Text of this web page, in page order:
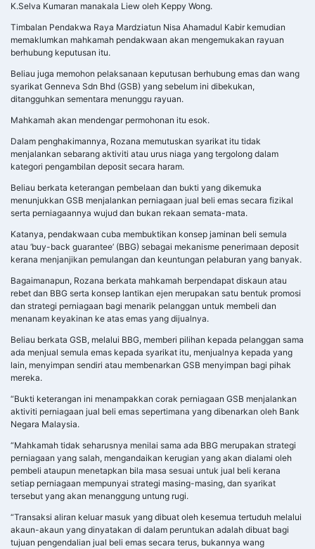
K.Selva Kumaran manakala Liew oleh Keppy Wong.
Timbalan Pendakwa Raya Mardziatun Nisa Ahamadul Kabir kemudian
memaklumkan mahkamah pendakwaan akan mengemukakan rayuan
berhubung keputusan itu.
Beliau juga memohon pelaksanaan keputusan berhubung emas dan wang
syarikat Genneva Sdn Bhd (GSB) yang sebelum ini dibekukan,
ditangguhkan sementara menunggu rayuan.
Mahkamah akan mendengar permohonan itu esok.
Dalam penghakimannya, Rozana memutuskan syarikat itu tidak
menjalankan sebarang aktiviti atau urus niaga yang tergolong dalam
kategori pengambilan deposit secara haram.
Beliau berkata keterangan pembelaan dan bukti yang dikemuka
menunjukkan GSB menjalankan perniagaan jual beli emas secara fizikal
serta perniagaannya wujud dan bukan rekaan semata-mata.
Katanya, pendakwaan cuba membuktikan konsep jaminan beli semula
atau ‘buy-back guarantee’ (BBG) sebagai mekanisme penerimaan deposit
kerana menjanjikan pemulangan dan keuntungan pelaburan yang banyak.
Bagaimanapun, Rozana berkata mahkamah berpendapat diskaun atau
rebet dan BBG serta konsep lantikan ejen merupakan satu bentuk promosi
dan strategi perniagaan bagi menarik pelanggan untuk membeli dan
menanam keyakinan ke atas emas yang dijualnya.
Beliau berkata GSB, melalui BBG, memberi pilihan kepada pelanggan sama
ada menjual semula emas kepada syarikat itu, menjualnya kepada yang
lain, menyimpan sendiri atau membenarkan GSB menyimpan bagi pihak
mereka.
“Bukti keterangan ini menampakkan corak perniagaan GSB menjalankan
aktiviti perniagaan jual beli emas sepertimana yang dibenarkan oleh Bank
Negara Malaysia.
“Mahkamah tidak seharusnya menilai sama ada BBG merupakan strategi
perniagaan yang salah, mengandaikan kerugian yang akan dialami oleh
pembeli ataupun menetapkan bila masa sesuai untuk jual beli kerana
setiap perniagaan mempunyai strategi masing-masing, dan syarikat
tersebut yang akan menanggung untung rugi.
“Transaksi aliran keluar masuk yang dibuat oleh kesemua tertuduh melalui
akaun-akaun yang dinyatakan di dalam peruntukan adalah dibuat bagi
tujuan pengendalian jual beli emas secara terus, bukannya wang